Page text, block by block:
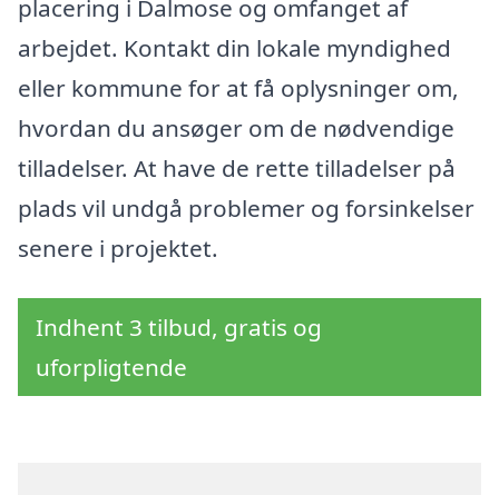
placering i Dalmose og omfanget af
arbejdet. Kontakt din lokale myndighed
eller kommune for at få oplysninger om,
hvordan du ansøger om de nødvendige
tilladelser. At have de rette tilladelser på
plads vil undgå problemer og forsinkelser
senere i projektet.
Indhent 3 tilbud, gratis og
uforpligtende